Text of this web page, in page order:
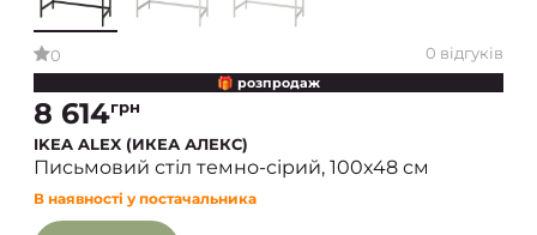
0 0 відгуків
🎁 розпродаж
8 614грн
IKEA ALEX (ИКЕА АЛЕКС)
Письмовий стіл темно-сірий, 100x48 см
В наявності у постачальника